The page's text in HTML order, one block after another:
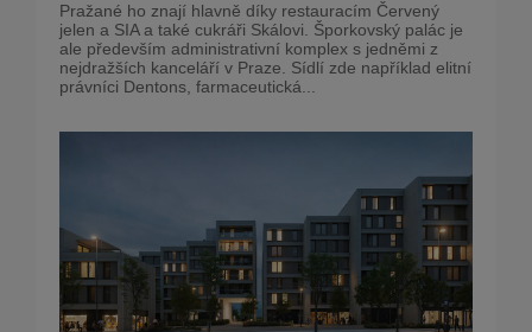
Pražané ho znají hlavně díky restauracím Červený
jelen a SIA a také cukráři Skálovi. Šporkovský palác je
ale především administrativní komplex s jedněmi z
nejdražších kanceláří v Praze. Sídlí zde například elitní
právníci Dentons, farmaceutická...